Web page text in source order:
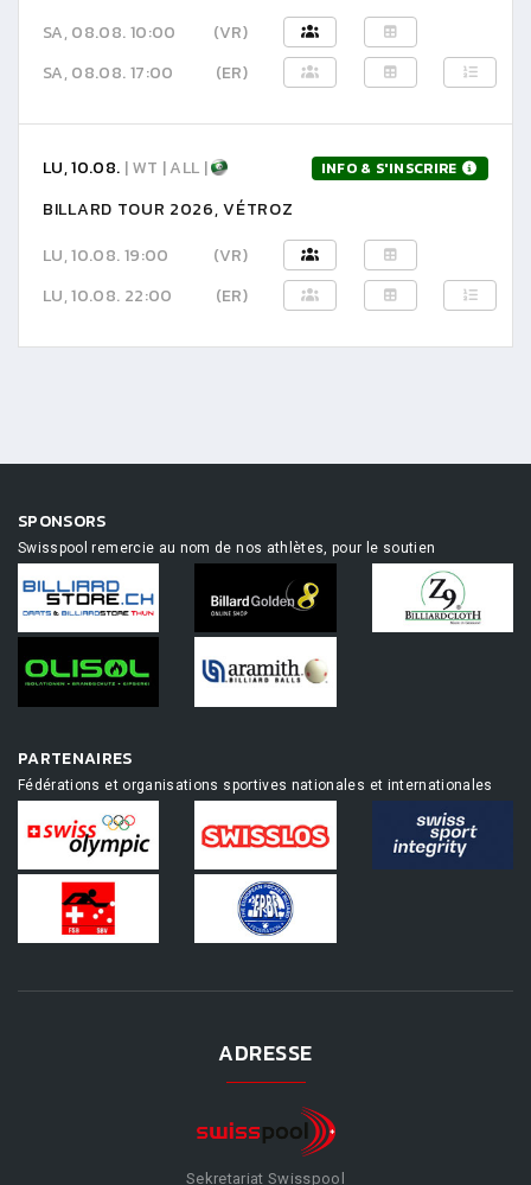
SA, 08.08. 10:00
(VR)
SA, 08.08. 17:00
(ER)
LU, 10.08. | WT | ALL | INFO & S'INSCRIRE
BILLARD TOUR 2026, VÉTROZ
LU, 10.08. 19:00
(VR)
LU, 10.08. 22:00
(ER)
SPONSORS
Swisspool remercie au nom de nos athlètes, pour le soutien
PARTENAIRES
Fédérations et organisations sportives nationales et internationales
ADRESSE
Sekretariat Swisspool